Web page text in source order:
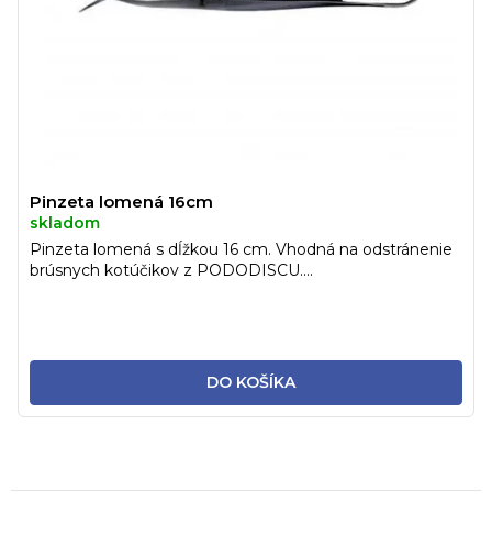
Pinzeta lomená 16cm
skladom
DO KOŠÍKA
Pinzeta lomená s dĺžkou 16 cm. Vhodná na odstránenie
brúsnych kotúčikov z PODODISCU....